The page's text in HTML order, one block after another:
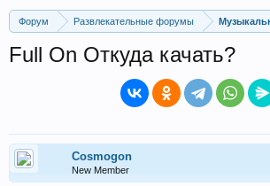
Форум Развлекательные форумы
Full On Откуда качать?
Cosmogon
New Member